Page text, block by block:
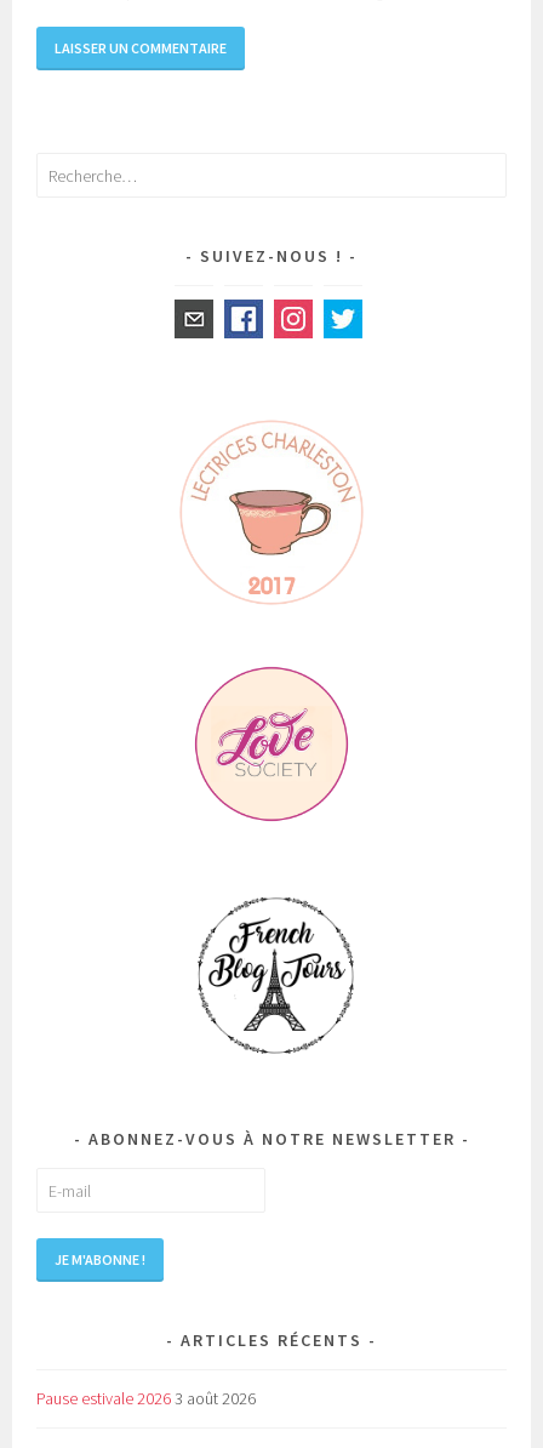
Rechercher :
SUIVEZ-NOUS !
ABONNEZ-VOUS À NOTRE NEWSLETTER
ARTICLES RÉCENTS
Pause estivale 20263 août 2026